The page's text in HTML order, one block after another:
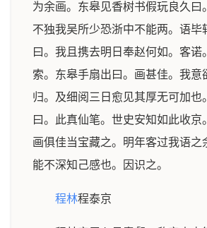
为余画。东皋见香树书假玩良久曰
不独我吴所少恐浙中不能两。语毕
曰。我且携去明日奉赵何如。客诺
索。东皋手扇出曰。画甚佳。我意
归。及细阅三日愈见其厚无可加也
曰。此真仙笔。世史安知如此收京
画俱佳当宝藏之。明年客过我语之
能不深知己感也。因识之。
程林程泰京